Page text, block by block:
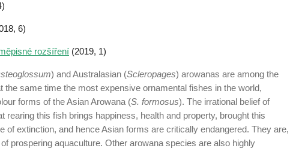
6)
rozšíření (2019, 1)
) and Australasian (Scleropages) arowanas are among the
the same time the most expensive ornamen­tal fishes in the world,
forms of the Asian Arowana (S. formosus). The irrational belief of
rearing this fish brings happiness, health and property, brought this
of extinction, and hence Asian forms are critically endangered. They are,
prospering aquaculture. Other arowana species are also highly